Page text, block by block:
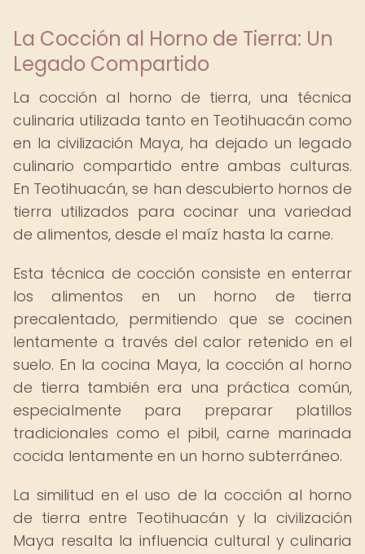
La Cocción al Horno de Tierra: Un
Legado Compartido
La cocción al horno de tierra, una técnica
culinaria utilizada tanto en Teotihuacán como
en la civilización Maya, ha dejado un legado
culinario compartido entre ambas culturas.
En Teotihuacán, se han descubierto hornos de
tierra utilizados para cocinar una variedad
de alimentos, desde el maíz hasta la carne.
Esta técnica de cocción consiste en enterrar
los alimentos en un horno de tierra
precalentado, permitiendo que se cocinen
lentamente a través del calor retenido en el
suelo. En la cocina Maya, la cocción al horno
de tierra también era una práctica común,
especialmente para preparar platillos
tradicionales como el pibil, carne marinada
cocida lentamente en un horno subterráneo.
La similitud en el uso de la cocción al horno
de tierra entre Teotihuacán y la civilización
Maya resalta la influencia cultural y culinaria